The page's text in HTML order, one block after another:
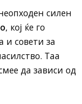
силен
, кој ќе го
и совети за
Таа
да зависи од